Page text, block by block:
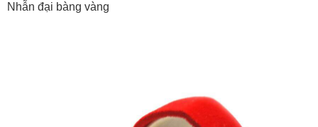
Nhẫn đại bàng vàng